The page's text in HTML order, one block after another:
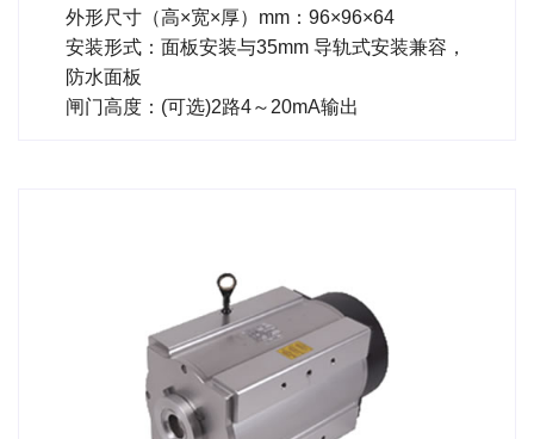
外形尺寸（高×宽×厚）mm：96×96×64
安装形式：面板安装与35mm 导轨式安装兼容，
防水面板
闸门高度：(可选)2路4～20mA输出